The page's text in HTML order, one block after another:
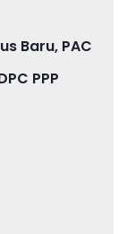
Baru, PAC
PPP